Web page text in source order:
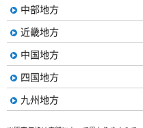
中部地方
近畿地方
中国地方
四国地方
九州地方